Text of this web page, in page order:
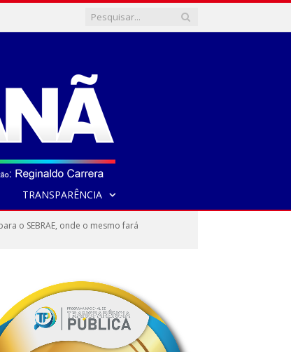
TRANSPARÊNCIA
o SEBRAE, onde o mesmo fará